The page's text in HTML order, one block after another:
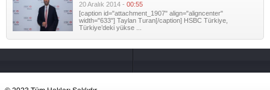
20 Aralık 2014 - 00:55
[caption id="attachment_1907" align="aligncenter"
width="633"] Taylan Turan[/caption] HSBC Türkiye,
Türkiye’deki yükse ...